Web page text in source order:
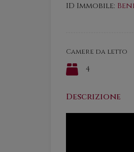
ID Immobile:
Camere da letto
4
Descrizione